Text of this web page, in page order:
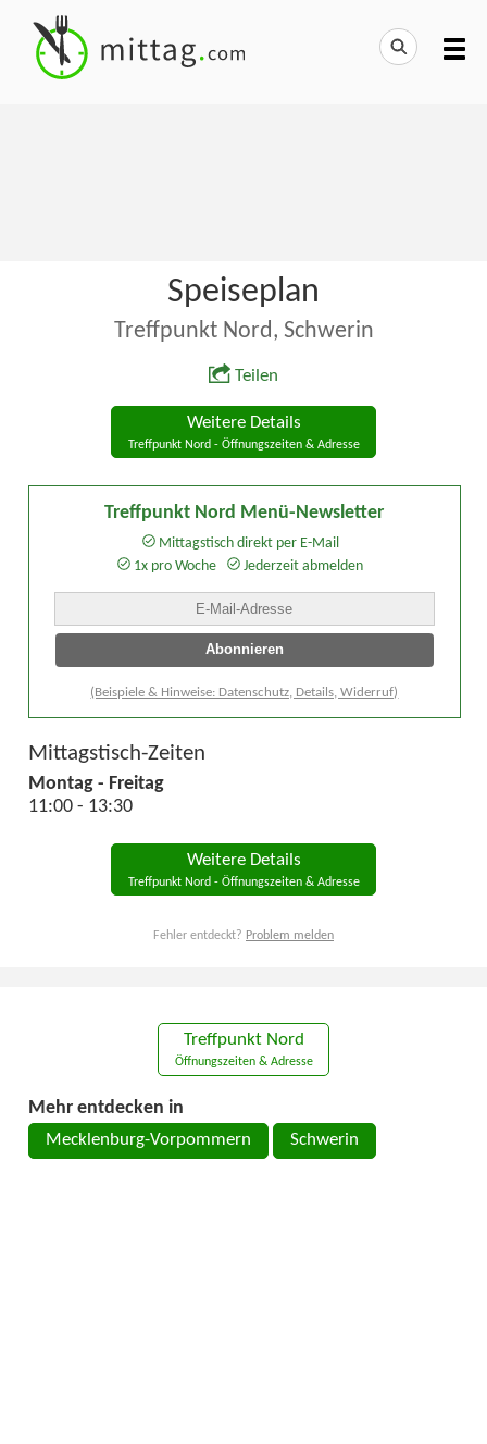
Speiseplan
Treffpunkt Nord, Schwerin
Teilen
Weitere Details
Treffpunkt Nord - Öffnungszeiten & Adresse
Treffpunkt Nord Menü-Newsletter
Mittagstisch direkt per E-Mail
1x pro Woche
Jederzeit abmelden
(Beispiele & Hinweise: Datenschutz, Details, Widerruf)
Mittagstisch-Zeiten
Montag - Freitag
11:00 - 13:30
Weitere Details
Treffpunkt Nord - Öffnungszeiten & Adresse
Fehler entdeckt? Problem melden
Treffpunkt Nord
Öffnungszeiten & Adresse
Mehr entdecken in
Mecklenburg-Vorpommern Schwerin